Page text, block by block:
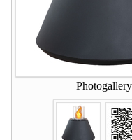
Photogallery